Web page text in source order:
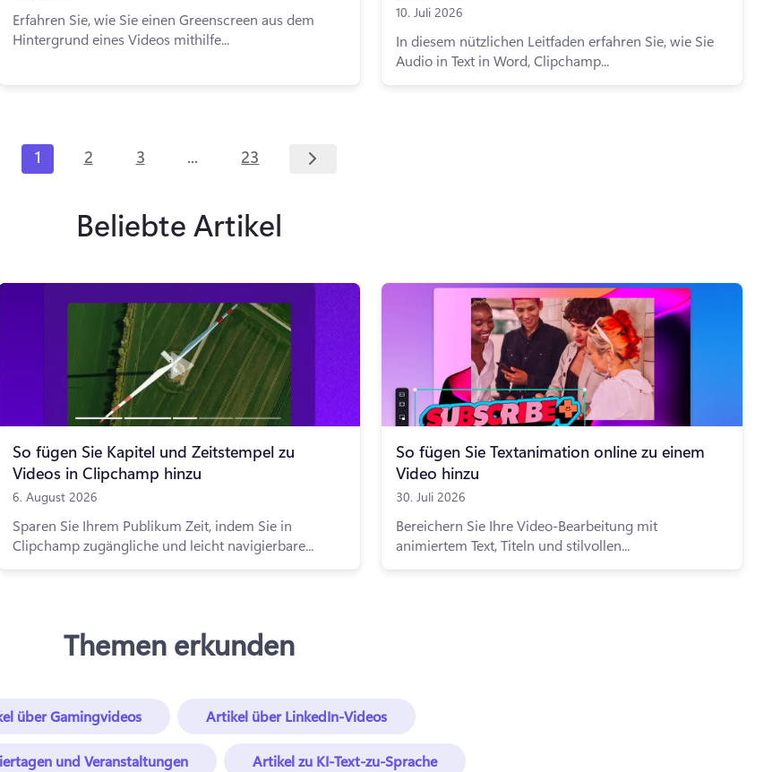
Erfahren Sie, wie Sie einen Greenscreen aus dem
Hintergrund eines Videos mithilfe...
10. Juli 2026
In diesem nützlichen Leitfaden erfahren Sie, wie Sie
Audio in Text in Word, Clipchamp...
1 2 3 ... 23
Beliebte Artikel
So fügen Sie Kapitel und Zeitstempel zu
Videos in Clipchamp hinzu
6. August 2026
Sparen Sie Ihrem Publikum Zeit, indem Sie in
Clipchamp zugängliche und leicht navigierbare...
So fügen Sie Textanimation online zu einem
Video hinzu
30. Juli 2026
Bereichern Sie Ihre Video-Bearbeitung mit
animiertem Text, Titeln und stilvollen...
Themen erkunden
über Gamingvideos Artikel über LinkedIn-Videos
und Veranstaltungen Artikel zu KI-Text-zu-Sprache